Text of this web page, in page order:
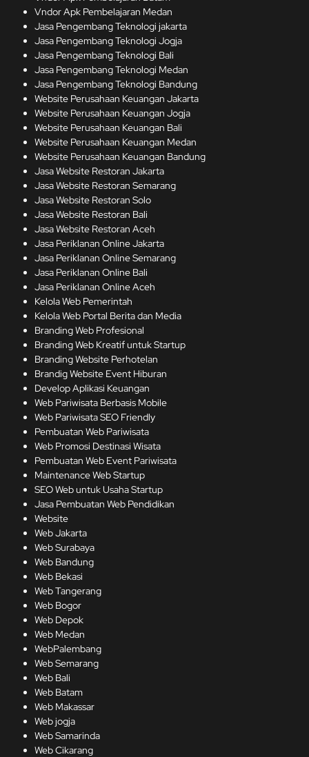
Vndor Apk Pembelajaran Medan
Jasa Pengembang Teknologi jakarta
Jasa Pengembang Teknologi Jogja
Jasa Pengembang Teknologi Bali
Jasa Pengembang Teknologi Medan
Jasa Pengembang Teknologi Bandung
Website Perusahaan Keuangan Jakarta
Website Perusahaan Keuangan Jogja
Website Perusahaan Keuangan Bali
Website Perusahaan Keuangan Medan
Website Perusahaan Keuangan Bandung
Jasa Website Restoran Jakarta
Jasa Website Restoran Semarang
Jasa Website Restoran Solo
Jasa Website Restoran Bali
Jasa Website Restoran Aceh
Jasa Periklanan Online Jakarta
Jasa Periklanan Online Semarang
Jasa Periklanan Online Bali
Jasa Periklanan Online Aceh
Kelola Web Pemerintah
Kelola Web Portal Berita dan Media
Branding Web Profesional
Branding Web Kreatif untuk Startup
Branding Website Perhotelan
Brandig Website Event Hiburan
Develop Aplikasi Keuangan
Web Pariwisata Berbasis Mobile
Web Pariwisata SEO Friendly
Pembuatan Web Pariwisata
Web Promosi Destinasi Wisata
Pembuatan Web Event Pariwisata
Maintenance Web Startup
SEO Web untuk Usaha Startup
Jasa Pembuatan Web Pendidikan
Website
Web Jakarta
Web Surabaya
Web Bandung
Web Bekasi
Web Tangerang
Web Bogor
Web Depok
Web Medan
WebPalembang
Web Semarang
Web Bali
Web Batam
Web Makassar
Web jogja
Web Samarinda
Web Cikarang